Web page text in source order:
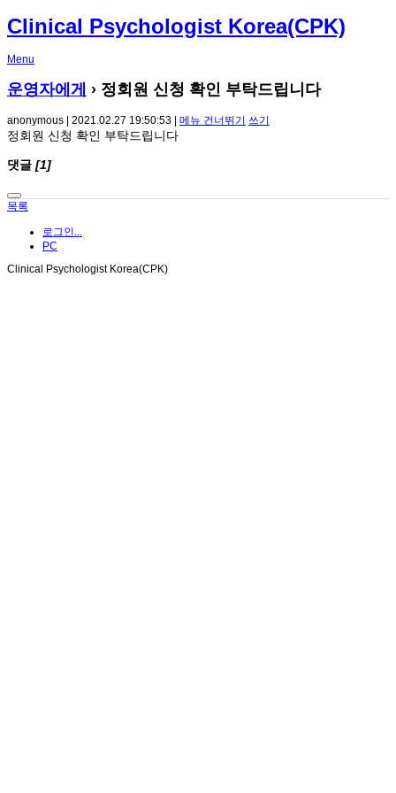
Clinical Psychologist Korea(CPK)
Menu
운영자에게 › 정회원 신청 확인 부탁드립니다
anonymous | 2021.02.27 19:50:53 | 메뉴 건너뛰기 쓰기
정회원 신청 확인 부탁드립니다
댓글 [1]
목록
로그인...
PC
Clinical Psychologist Korea(CPK)